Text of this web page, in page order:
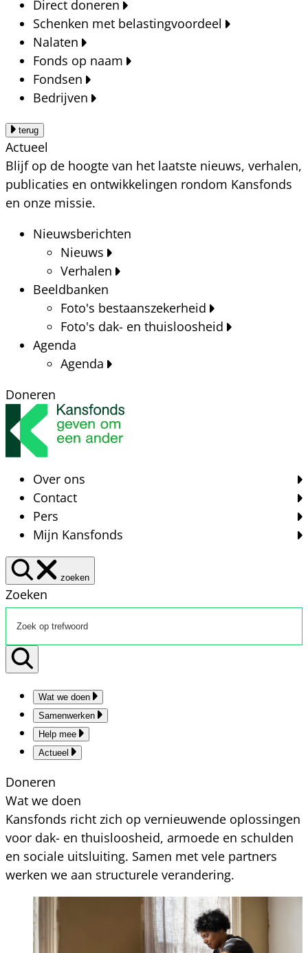
Direct doneren
Schenken met belastingvoordeel
Nalaten
Fonds op naam
Fondsen
Bedrijven
terug
Actueel
Blijf op de hoogte van het laatste nieuws, verhalen,
publicaties en ontwikkelingen rondom Kansfonds
en onze missie.
Nieuwsberichten
Nieuws
Verhalen
Beeldbanken
Foto's bestaanszekerheid
Foto's dak- en thuisloosheid
Agenda
Agenda
Doneren
Over ons
Contact
Pers
Mijn Kansfonds
zoeken
Zoeken
Wat we doen
Samenwerken
Help mee
Actueel
Doneren
Wat we doen
Kansfonds richt zich op vernieuwende oplossingen
voor dak- en thuisloosheid, armoede en schulden
en sociale uitsluiting. Samen met vele partners
werken we aan structurele verandering.